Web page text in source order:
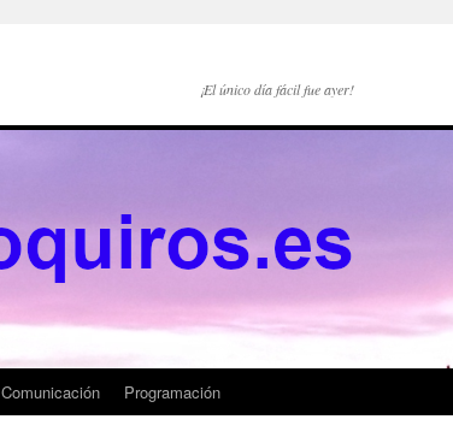
¡El único día fácil fue ayer!
Comunicación Programación